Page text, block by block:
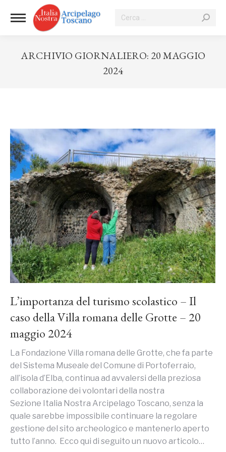
Cerca:
ARCHIVIO GIORNALIERO: 20 MAGGIO
2024
L’importanza del turismo scolastico – Il
caso della Villa romana delle Grotte – 20
maggio 2024
La Fondazione Villa romana delle Grotte, che fa parte
del Sistema Museale del Comune di Portoferraio,
all’isola d’Elba, continua ad avvalersi della preziosa
collaborazione dei volontari della nostra
Sezione Italia Nostra Arcipelago Toscano, senza la
quale sarebbe impossibile continuare la regolare
gestione del sito archeologico e mantenerlo aperto
tutto l’anno. Ecco qui di seguito un nuovo articolo…